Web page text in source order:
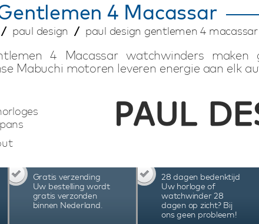
4 Macassar
paul design paul design gentlemen 4 macassar
4 Macassar watchwinders
Mabuchi motoren leveren energie aan elk
display stelt u de gewenste
omwentelingen (TPD) kunt u per horloge
voor het opwinden van 4
verlichting, fingerprint slot en
nodig hebt om jouw automatische
4 Macassar watchwinders zijn
Gratis verzending
Uw bestelling wordt
gratis verzonden
binnen Nederland.
28 dagen bedenktijd
Uw horloge of
watchwinder 28
dagen op zicht? Bij
ons geen probleem!